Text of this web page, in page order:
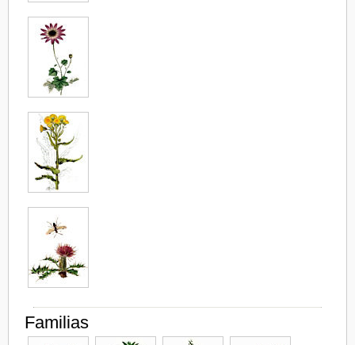
Familias